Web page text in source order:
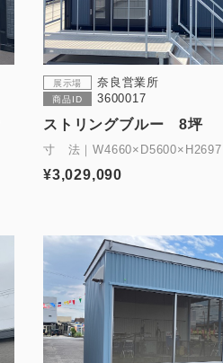
展示場 奈良営業所
商品ID 3600017
ストリングブルー 8坪
寸 法｜W4660×D5600×H2697
¥3,029,090